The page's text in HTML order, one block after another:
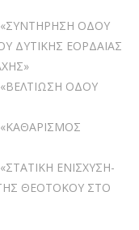
«ΣΥΝΤΗΡΗΣΗ ΟΔΟΥ
ΔΥΤΙΚΗΣ ΕΟΡΔΑΙΑΣ
«ΒΕΛΤΙΩΣΗ ΟΔΟΥ
«ΚΑΘΑΡΙΣΜΟΣ
ΕΝΙΣΧΥΣΗ-
ΘΕΟΤΟΚΟΥ ΣΤΟ